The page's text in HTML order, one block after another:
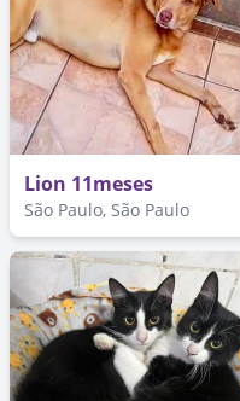
Lion 11meses
São Paulo, São Paulo